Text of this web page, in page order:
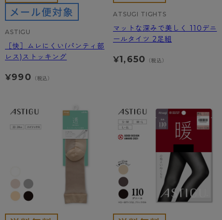
ASTIGU
［快］ムレにくい(パンティ部
レス)ストッキング
¥990 （税込）
ATSUGI TIGHTS
マットな深みで美しく 110デニ
ールタイツ 2足組
¥1,650 （税込）